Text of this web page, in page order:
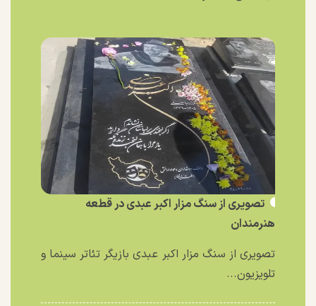
تصویری از سنگ مزار اکبر عبدی در قطعه
هنرمندان
تصویری از سنگ مزار اکبر عبدی بازیگر تئاتر سینما و
تلویزیون...